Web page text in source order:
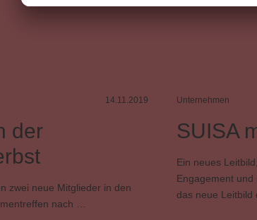
14.11.2019
der
zwei neue Mitglieder in den
nach …
Unternehmen
SUISA
Ein neues
Engagement
das neue Leitbild